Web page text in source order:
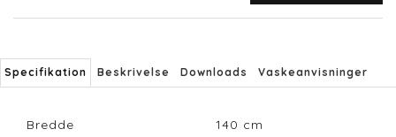
Specifikation Beskrivelse Downloads Vaskeanvisninger
Bredde 140 cm